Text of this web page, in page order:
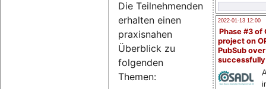
2022-01-13 12:00
Phase #3 of
project on
PubSub over
Die Teilnehmenden
erhalten einen
praxisnahen
Überblick zu
folgenden
Themen: